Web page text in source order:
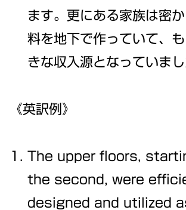
ます。更にある家族は密
料を地下で作っていて、
きな収入源となっていまし
《英訳例》
The upper floors,
the second, were
designed and utilized